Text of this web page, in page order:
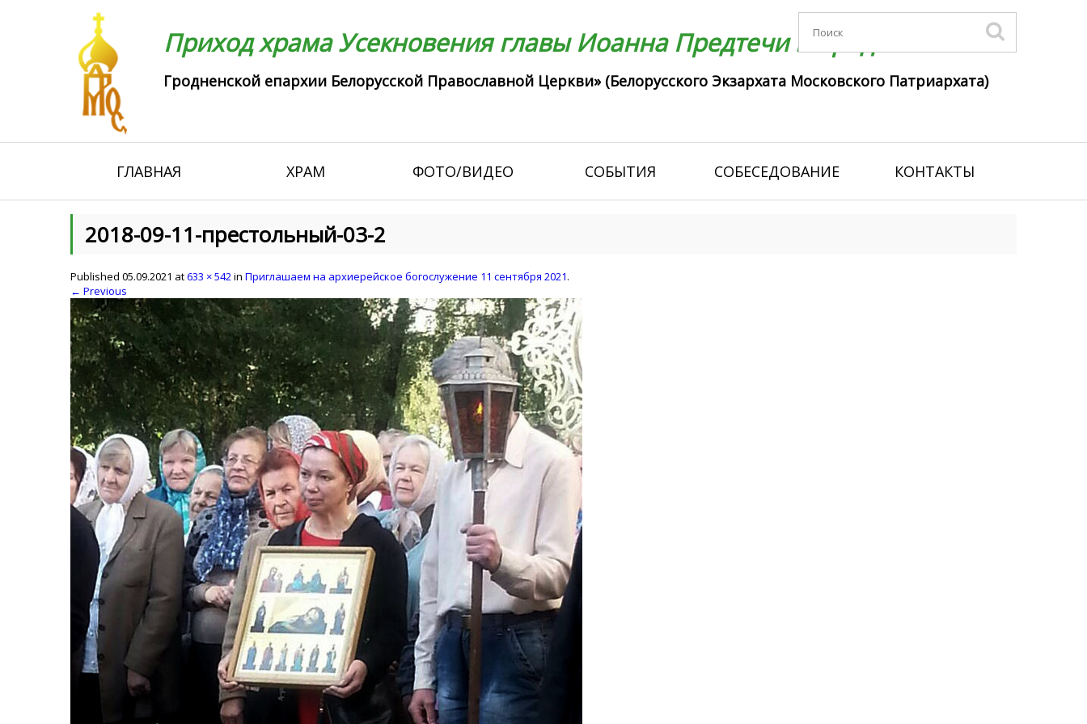
Приход храма Усекновения главы Иоанна Предтечи г. Гродно
Гродненской епархии Белорусской Православной Церкви» (Белорусского Экзархата Московского Патриархата)
ГЛАВНАЯ ХРАМ ФОТО/ВИДЕО СОБЫТИЯ СОБЕСЕДОВАНИЕ КОНТАКТЫ
2018-09-11-престольный-03-2
Published 05.09.2021 at633 × 542in Приглашаем на архиерейское богослужение 11 сентября 2021.
← Previous